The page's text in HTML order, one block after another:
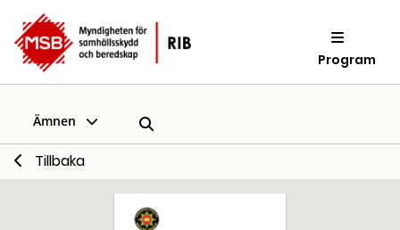
Program
Ämnen
Tillbaka